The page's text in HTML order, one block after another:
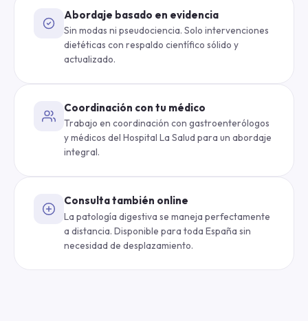
Abordaje basado en evidencia
Sin modas ni pseudociencia. Solo intervenciones
dietéticas con respaldo científico sólido y
actualizado.
Coordinación con tu médico
Trabajo en coordinación con gastroenterólogos
y médicos del Hospital La Salud para un abordaje
integral.
Consulta también online
La patología digestiva se maneja perfectamente
a distancia. Disponible para toda España sin
necesidad de desplazamiento.